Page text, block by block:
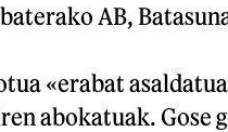
AB,
«erabat
abokatuak. Gose